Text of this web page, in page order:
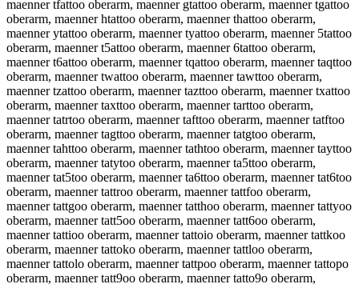
maenner tfattoo oberarm, maenner gtattoo oberarm, maenner tgattoo
oberarm, maenner htattoo oberarm, maenner thattoo oberarm,
maenner ytattoo oberarm, maenner tyattoo oberarm, maenner 5tattoo
oberarm, maenner t5attoo oberarm, maenner 6tattoo oberarm,
maenner t6attoo oberarm, maenner tqattoo oberarm, maenner taqttoo
oberarm, maenner twattoo oberarm, maenner tawttoo oberarm,
maenner tzattoo oberarm, maenner tazttoo oberarm, maenner txattoo
oberarm, maenner taxttoo oberarm, maenner tarttoo oberarm,
maenner tatrtoo oberarm, maenner tafttoo oberarm, maenner tatftoo
oberarm, maenner tagttoo oberarm, maenner tatgtoo oberarm,
maenner tahttoo oberarm, maenner tathtoo oberarm, maenner tayttoo
oberarm, maenner tatytoo oberarm, maenner ta5ttoo oberarm,
maenner tat5too oberarm, maenner ta6ttoo oberarm, maenner tat6too
oberarm, maenner tattroo oberarm, maenner tattfoo oberarm,
maenner tattgoo oberarm, maenner tatthoo oberarm, maenner tattyoo
oberarm, maenner tatt5oo oberarm, maenner tatt6oo oberarm,
maenner tattioo oberarm, maenner tattoio oberarm, maenner tattkoo
oberarm, maenner tattoko oberarm, maenner tattloo oberarm,
maenner tattolo oberarm, maenner tattpoo oberarm, maenner tattopo
oberarm, maenner tatt9oo oberarm, maenner tatto9o oberarm,